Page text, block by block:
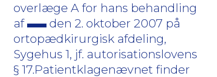
overlæge A for hans behandling
af
den 2. oktober 2007 på
ortopædkirurgisk afdeling,
Sygehus 1, jf. autorisationslovens
§ 17.Patientklagenævnet finder